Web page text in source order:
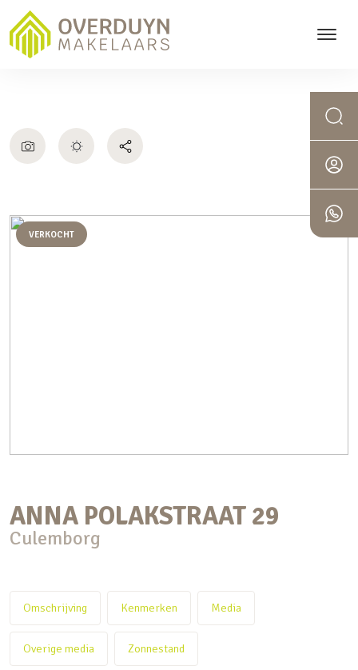
VERKOCHT
ANNA POLAKSTRAAT 29
Culemborg
Omschrijving Kenmerken Media
Overige media Zonnestand